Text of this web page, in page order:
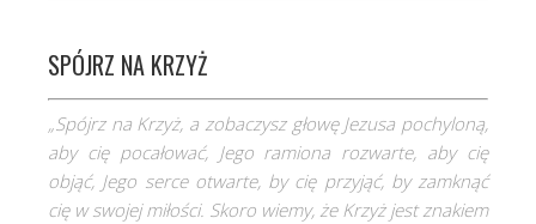
SPÓJRZ NA KRZYŻ
„Spójrz na Krzyż, a zobaczysz głowę Jezusa pochyloną,
aby cię pocałować, Jego ramiona rozwarte, aby cię
objąć, Jego serce otwarte, by cię przyjąć, by zamknąć
cię w swojej miłości. Skoro wiemy, że Krzyż jest znakiem